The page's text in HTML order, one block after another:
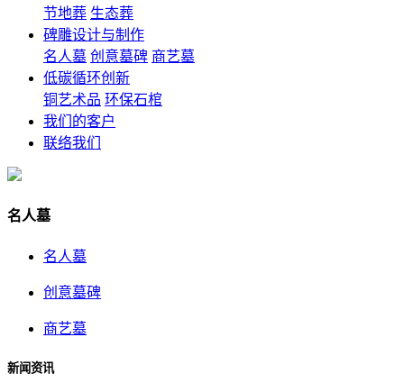
节地葬 生态葬
碑雕设计与制作
名人墓 创意墓碑 商艺墓
低碳循环创新
铜艺术品 环保石棺
我们的客户
联络我们
名人墓
名人墓
创意墓碑
商艺墓
新闻资讯